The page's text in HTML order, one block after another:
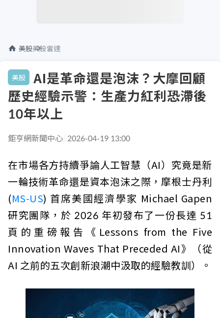
美股美股雷達
美股
AI是革命還是泡沫？大摩回顧
歷史經驗示警：生產力紅利恐滯後
10年以上
鉅亨網新聞中心 2026-04-19 13:00
在市場各方持續爭論人工智慧（AI）究竟是新
一輪技術革命還是資本泡沫之際，摩根士丹利
(MS-US) 首席美國經濟學家 Michael Gapen
研究團隊，於 2026 年初發布了一份長達 51
頁的重磅報告《Lessons from the Five
Innovation Waves That Preceded AI》（從
AI 之前的五次創新浪潮中汲取的經驗教訓）。